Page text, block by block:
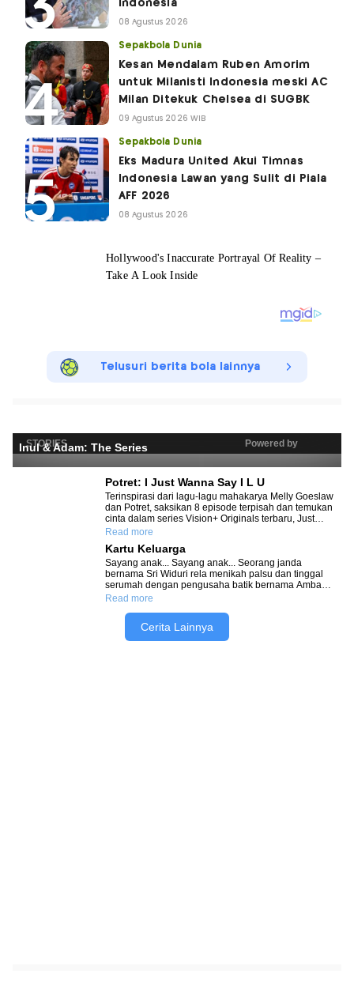
Indonesia
08 Agustus 2026
Sepakbola Dunia
Kesan Mendalam Ruben Amorim
untuk Milanisti Indonesia meski AC
Milan Ditekuk Chelsea di SUGBK
09 Agustus 2026 WIB
Sepakbola Dunia
Eks Madura United Akui Timnas
Indonesia Lawan yang Sulit di Piala
AFF 2026
08 Agustus 2026
Telusuri berita bola lainnya